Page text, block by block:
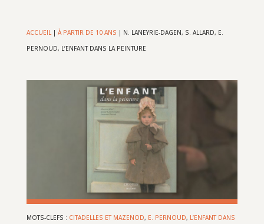
ACCUEIL| À PARTIR DE 10 ANS | N. LANEYRIE-DAGEN, S. ALLARD, E.
PERNOUD, L’ENFANT DANS LA PEINTURE
MOTS-CLEFS : CITADELLES ET MAZENOD, E. PERNOUD, L’ENFANT DANS